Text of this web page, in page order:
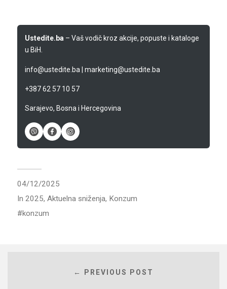
Ustedite.ba – Vaš vodič kroz akcije, popuste i kataloge
u BiH.
info@ustedite.ba | marketing@ustedite.ba
+387 62 57 10 57
Sarajevo, Bosna i Hercegovina
04/12/2025
In 2025, Aktuelna sniženja, Konzum
konzum
← PREVIOUS POST